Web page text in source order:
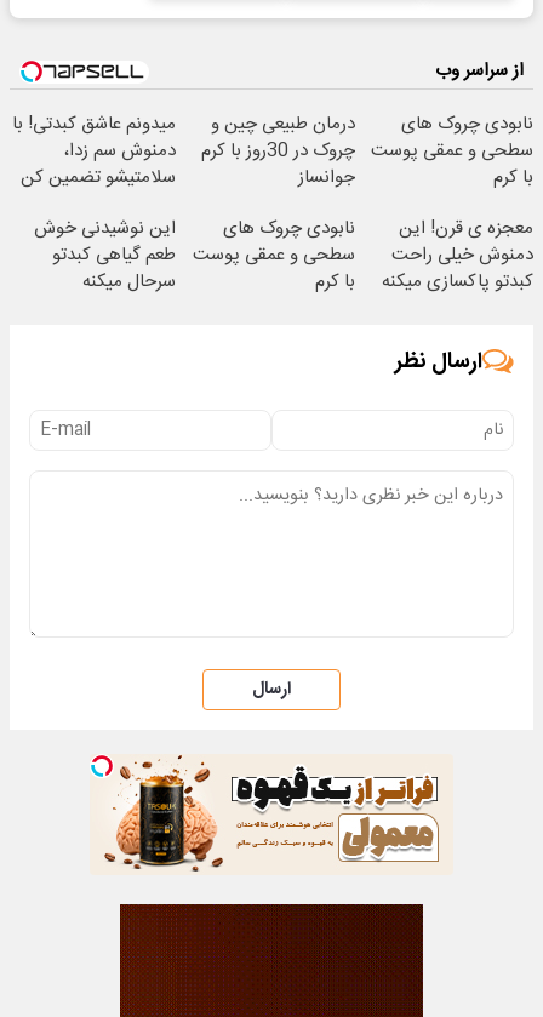
از سراسر وب
نابودی چروک های
سطحی و عمقی پوست
با کرم
درمان طبیعی چین و
چروک در 30روز با کرم
جوانساز
میدونم عاشق کبدتی! با
دمنوش سم زدا،
سلامتیشو تضمین کن
معجزه ی قرن! این
دمنوش خیلی راحت
کبدتو پاکسازی میکنه
نابودی چروک های
سطحی و عمقی پوست
با کرم
این نوشیدنی خوش
طعم گیاهی کبدتو
سرحال میکنه
ارسال نظر
ارسال